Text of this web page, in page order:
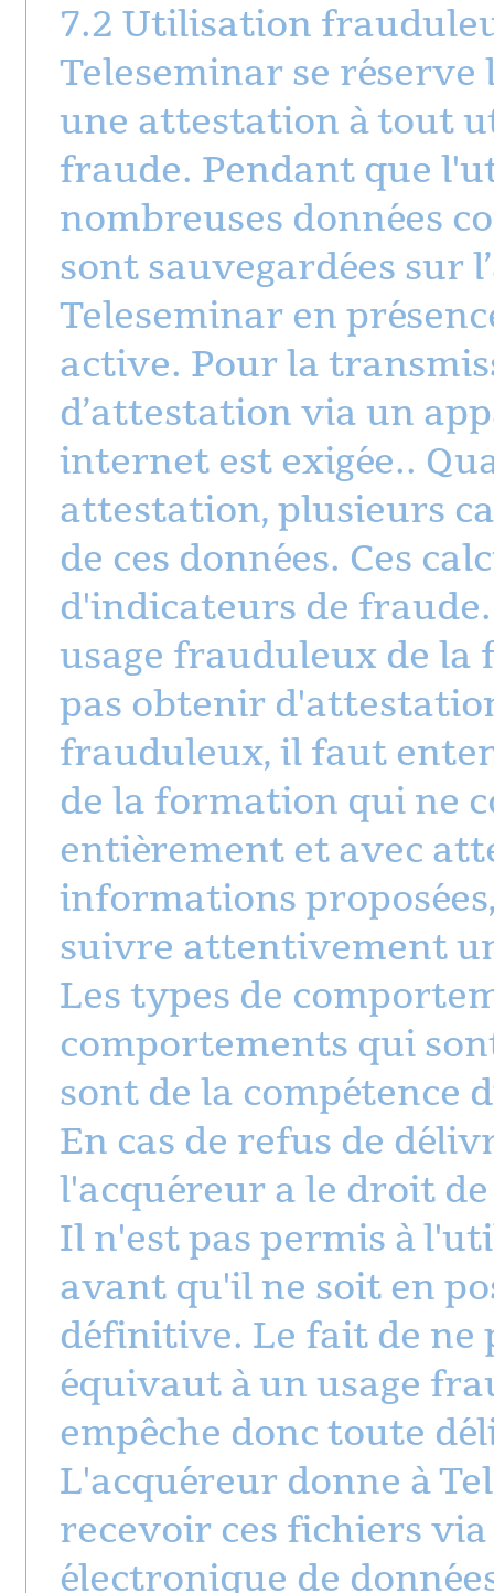
7.2 Utilisation
Teleseminar se
une attestation à tout
fraude. Pendant que
nombreuses données
sont sauvegardées sur
Teleseminar en
active. Pour la
d’attestation via un
internet est exigée..
attestation, plusieurs
de ces données. Ces
d'indicateurs de
usage frauduleux de
pas obtenir
frauduleux, il faut
de la formation qui ne
entièrement et avec
informations
suivre attentivement
Les types de
comportements qui
sont de la compétence
En cas de refus de
l'acquéreur a le droit
Il n'est pas permis à
avant qu'il ne soit en
définitive. Le fait de
équivaut à un usage
empêche donc toute
L'acquéreur donne à
recevoir ces fichiers
électronique de